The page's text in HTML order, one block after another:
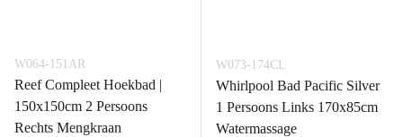
W064-151AR
Reef Compleet Hoekbad |
150x150cm 2 Persoons
Rechts Mengkraan
W073-174CL
Whirlpool Bad Pacific Silver
1 Persoons Links 170x85cm
Watermassage